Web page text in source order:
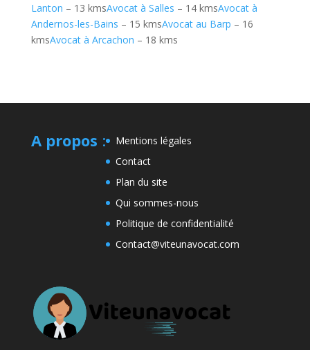
Lanton – 13 kmsAvocat à Salles – 14 kmsAvocat à
Andernos-les-Bains – 15 kmsAvocat au Barp – 16
kmsAvocat à Arcachon – 18 kms
A propos :
Mentions légales
Contact
Plan du site
Qui sommes-nous
Politique de confidentialité
Contact@viteunavocat.com